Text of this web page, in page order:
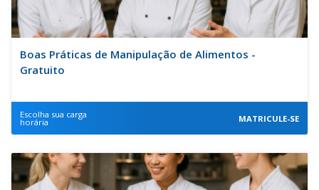
Boas Práticas de Manipulação de Alimentos -
Gratuito
Escolha sua carga
horária MATRICULE-SE